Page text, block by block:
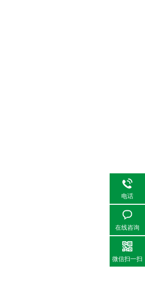
电话
在线咨询
微信扫一扫